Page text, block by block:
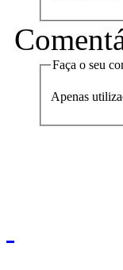
Faça o seu
Apenas